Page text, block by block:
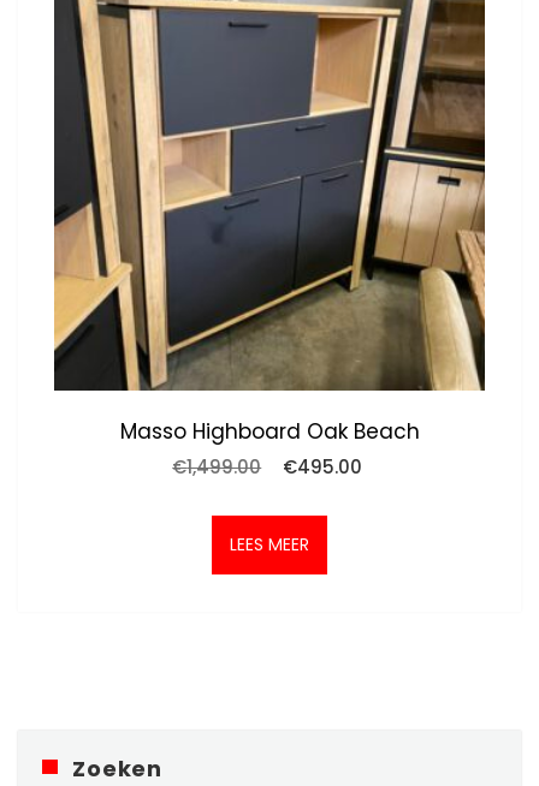
Masso Highboard Oak Beach
€1,499.00
Oorspronkelijke
was:
€1,499.00.
€495.00
LEES MEER
Zoeken